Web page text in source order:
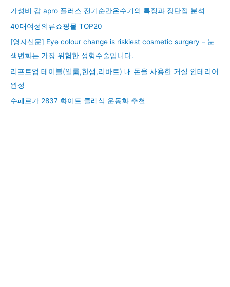
가성비 갑 apro 플러스 전기순간온수기의 특징과 장단점 분석
40대여성의류쇼핑몰 TOP20
[영자신문] Eye colour change is riskiest cosmetic surgery – 눈
색변화는 가장 위험한 성형수술입니다.
리프트업 테이블(일룸,한샘,리바트) 내 돈을 사용한 거실 인테리어
완성
수페르가 2837 화이트 클래식 운동화 추천